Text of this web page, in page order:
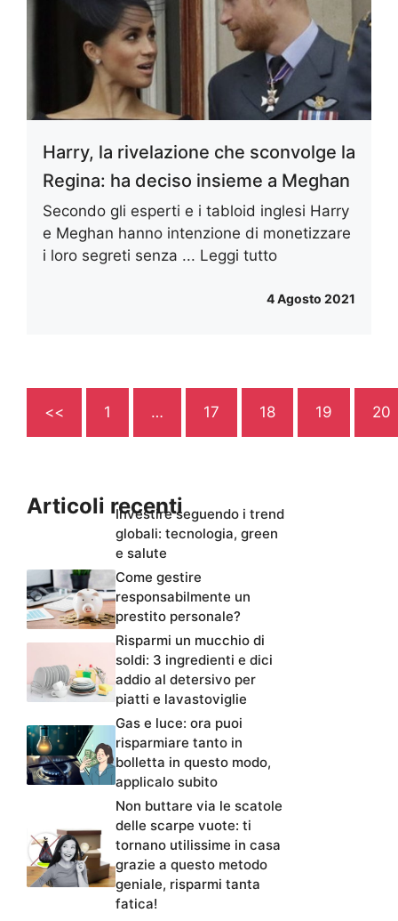
Harry, la rivelazione che sconvolge la
Regina: ha deciso insieme a Meghan
Secondo gli esperti e i tabloid inglesi Harry
e Meghan hanno intenzione di monetizzare
i loro segreti senza ... Leggi tutto
4 Agosto 2021
<< 1 … 17 18 19 20
Articoli recentiInvestire seguendo i trend
globali: tecnologia, green
e salute
Come gestire
responsabilmente un
prestito personale?
Risparmi un mucchio di
soldi: 3 ingredienti e dici
addio al detersivo per
piatti e lavastoviglie
Gas e luce: ora puoi
risparmiare tanto in
bolletta in questo modo,
applicalo subito
Non buttare via le scatole
delle scarpe vuote: ti
tornano utilissime in casa
grazie a questo metodo
geniale, risparmi tanta
fatica!